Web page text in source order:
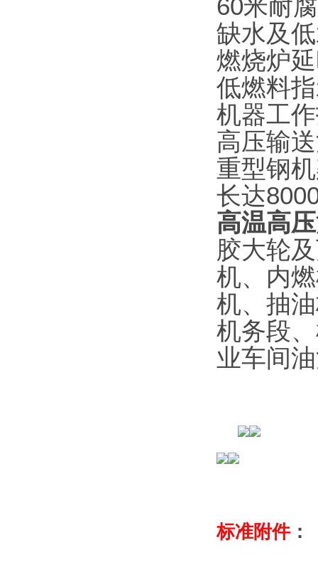
60米耐
缺水及
燃烧炉
低燃料
机器工
高压输
重型钢
长达
高温高
胶大轮
机、内
机、抽
机务段
业车间
标准附件：